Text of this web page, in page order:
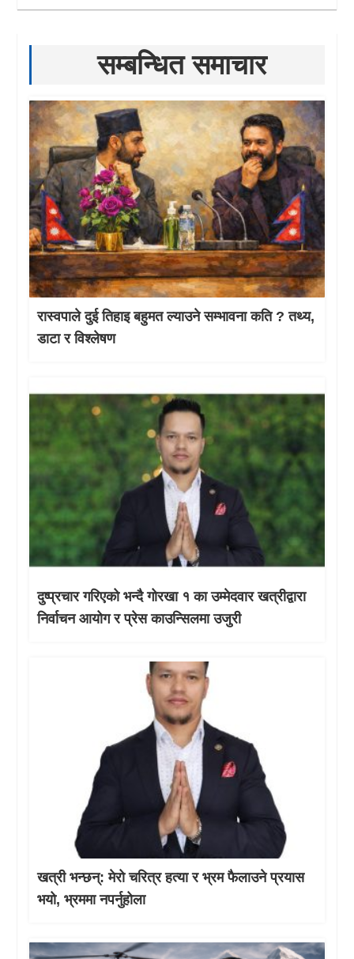
सम्बन्धित समाचार
रास्वपाले दुई तिहाइ बहुमत ल्याउने सम्भावना कति ? तथ्य,
डाटा र विश्लेषण
दुष्प्रचार गरिएको भन्दै गोरखा १ का उम्मेदवार खत्रीद्वारा
निर्वाचन आयोग र प्रेस काउन्सिलमा उजुरी
खत्री भन्छन्: मेरो चरित्र हत्या र भ्रम फैलाउने प्रयास
भयो, भ्रममा नपर्नुहोला